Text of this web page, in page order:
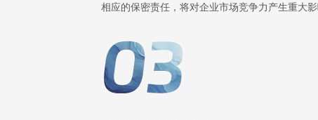
相应的保密责任，将对企业市场竞争力产生重大影